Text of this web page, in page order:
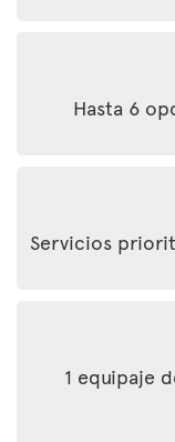
Hasta 6
Servicios
1 equipaje